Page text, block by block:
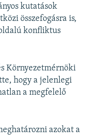
kutatások
összefogásra is,
konfliktus
Környezetmérnöki
hogy a jelenlegi
a megfelelő
azokat a